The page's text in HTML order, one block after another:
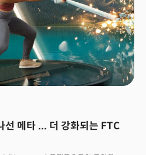
선 메타 ... 더 강화되는 FTC